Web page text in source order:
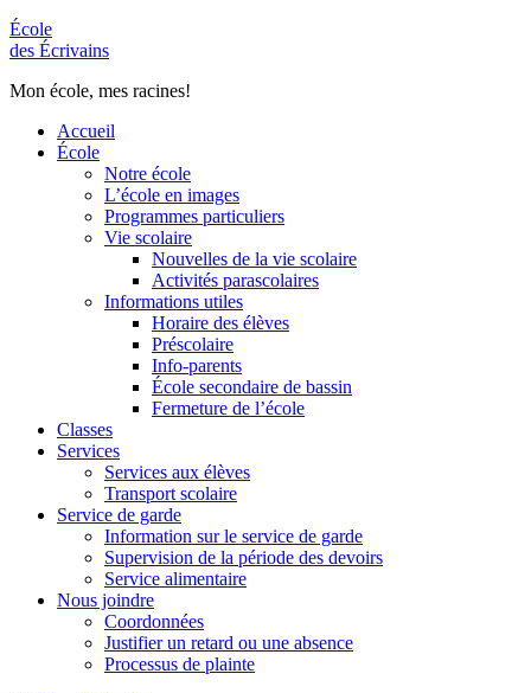
École
des Écrivains
Mon école, mes racines!
Accueil
École
Notre école
L’école en images
Programmes particuliers
Vie scolaire
Nouvelles de la vie scolaire
Activités parascolaires
Informations utiles
Horaire des élèves
Préscolaire
Info-parents
École secondaire de bassin
Fermeture de l’école
Classes
Services
Services aux élèves
Transport scolaire
Service de garde
Information sur le service de garde
Supervision de la période des devoirs
Service alimentaire
Nous joindre
Coordonnées
Justifier un retard ou une absence
Processus de plainte